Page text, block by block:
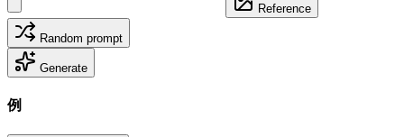
Reference
Random prompt
Generate
例